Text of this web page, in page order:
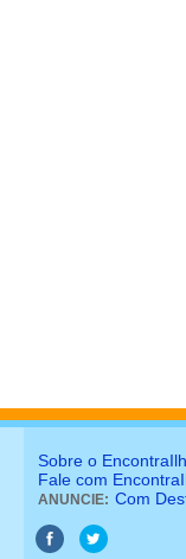
Sobre o
Fale com
ANUNCIE: Com